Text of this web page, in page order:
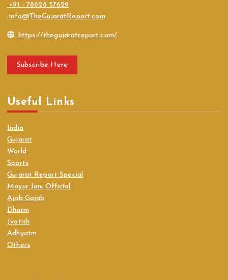
+91 - 78628 57629
info@TheGujaratReport.com
https://thegujaratreport.com/
Subscribe Here
Useful Links
India
Gujarat
World
Sports
Gujarat Report Special
Mayur Jani Official
Ajab Gajab
Dharm
Jyotish
Adhyatm
Others